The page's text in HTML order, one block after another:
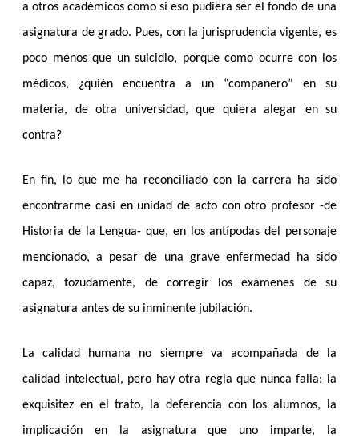
a otros académicos como si eso pudiera ser el fondo de una
asignatura de grado. Pues, con la jurisprudencia vigente, es
poco menos que un suicidio, porque como ocurre con los
médicos, ¿quién encuentra a un “compañero” en su
materia, de otra universidad, que quiera alegar en su
contra?
En fin, lo que me ha reconciliado con la carrera ha sido
encontrarme casi en unidad de acto con otro profesor -de
Historia de la Lengua- que, en los antípodas del personaje
mencionado, a pesar de una grave enfermedad ha sido
capaz, tozudamente, de corregir los exámenes de su
asignatura antes de su inminente jubilación.
La calidad humana no siempre va acompañada de la
calidad intelectual, pero hay otra regla que nunca falla: la
exquisitez en el trato, la deferencia con los alumnos, la
implicación en la asignatura que uno imparte, la